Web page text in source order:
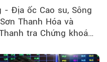
- Địa ốc Cao su, Sông
Thanh Hóa và
tra Chứng khoán
bố thông tin trên